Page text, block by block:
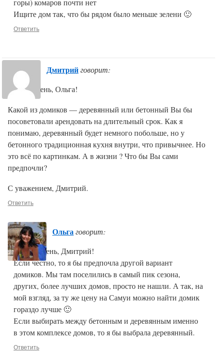
горы) комаров почти нет
Ищите дом так, что бы рядом было меньше зелени 🙂
Ответить
Дмитрийговорит:
Добрый день, Ольга!
Какой из домиков — деревянный или бетонный Вы бы
посоветовали арендовать на длительный срок. Как я
понимаю, деревянный будет немного побольше, но у
бетонного традиционная кухня внутри, что привычнее. Но
это всё по картинкам. А в жизни ? Что бы Вы сами
предпочли?
С уважением, Дмитрий.
Ответить
Ольгаговорит:
Добрый день, Дмитрий!
Если честно, то я бы предпочла другой вариант
домиков. Мы там поселились в самый пик сезона,
других, более лучших домов, просто не нашли. А так, на
мой взгляд, за ту же цену на Самуи можно найти домик
гораздо лучше 🙂
Если выбирать между бетонным и деревянным именно
в этом комплексе домов, то я бы выбрала деревянный.
Ответить